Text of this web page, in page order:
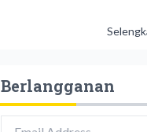
Berlangganan